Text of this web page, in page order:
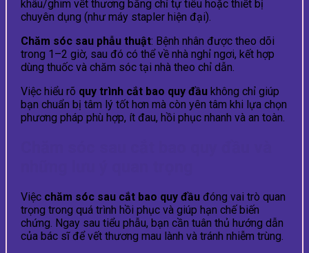
khâu/ghim vết thương bằng chỉ tự tiêu hoặc thiết bị
chuyên dụng (như máy stapler hiện đại).
Chăm sóc sau phẫu thuật: Bệnh nhân được theo dõi
trong 1–2 giờ, sau đó có thể về nhà nghỉ ngơi, kết hợp
dùng thuốc và chăm sóc tại nhà theo chỉ dẫn.
Việc hiểu rõ quy trình cắt bao quy đầu không chỉ giúp
bạn chuẩn bị tâm lý tốt hơn mà còn yên tâm khi lựa chọn
phương pháp phù hợp, ít đau, hồi phục nhanh và an toàn.
Việc chăm sóc sau cắt bao quy đầu đóng vai trò quan
trọng trong quá trình hồi phục và giúp hạn chế biến
chứng. Ngay sau tiểu phẫu, bạn cần tuân thủ hướng dẫn
của bác sĩ để vết thương mau lành và tránh nhiễm trùng.